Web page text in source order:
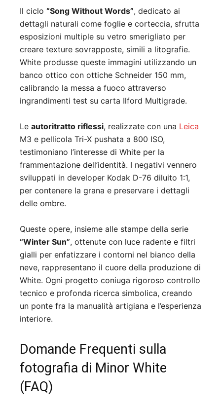
Il ciclo “Song Without Words”, dedicato ai
dettagli naturali come foglie e corteccia, sfrutta
esposizioni multiple su vetro smerigliato per
creare texture sovrapposte, simili a litografie.
White produsse queste immagini utilizzando un
banco ottico con ottiche Schneider 150 mm,
calibrando la messa a fuoco attraverso
ingrandimenti test su carta Ilford Multigrade.
Le autoritratto riflessi, realizzate con una Leica
M3 e pellicola Tri-X pushata a 800 ISO,
testimoniano l’interesse di White per la
frammentazione dell’identità. I negativi vennero
sviluppati in developer Kodak D-76 diluito 1:1,
per contenere la grana e preservare i dettagli
delle ombre.
Queste opere, insieme alle stampe della serie
“Winter Sun”, ottenute con luce radente e filtri
gialli per enfatizzare i contorni nel bianco della
neve, rappresentano il cuore della produzione di
White. Ogni progetto coniuga rigoroso controllo
tecnico e profonda ricerca simbolica, creando
un ponte fra la manualità artigiana e l’esperienza
interiore.
Domande Frequenti sulla
fotografia di Minor White
(FAQ)